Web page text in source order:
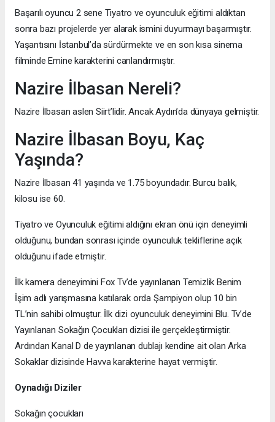
Başarılı oyuncu 2 sene Tiyatro ve oyunculuk eğitimi aldıktan
sonra bazı projelerde yer alarak ismini duyurmayı başarmıştır.
Yaşantısını İstanbul’da sürdürmekte ve en son kısa sinema
filminde Emine karakterini canlandırmıştır.
Nazire İlbasan Nereli?
Nazire İlbasan aslen Siirt’lidir. Ancak Aydın’da dünyaya gelmiştir.
Nazire İlbasan Boyu, Kaç
Yaşında?
Nazire İlbasan 41 yaşında ve 1.75 boyundadır. Burcu balık,
kilosu ise 60.
Tiyatro ve Oyunculuk eğitimi aldığını ekran önü için deneyimli
olduğunu, bundan sonrası içinde oyunculuk tekliflerine açık
olduğunu ifade etmiştir.
İlk kamera deneyimini Fox Tv’de yayınlanan Temizlik Benim
İşim adlı yarışmasına katılarak orda Şampiyon olup 10 bin
TL’nin sahibi olmuştur. İlk dizi oyunculuk deneyimini Blu. Tv’de
Yayınlanan Sokağın Çocukları dizisi ile gerçekleştirmiştir.
Ardından Kanal D de yayınlanan dublajı kendine ait olan Arka
Sokaklar dizisinde Havva karakterine hayat vermiştir.
Oynadığı Diziler
Sokağın çocukları